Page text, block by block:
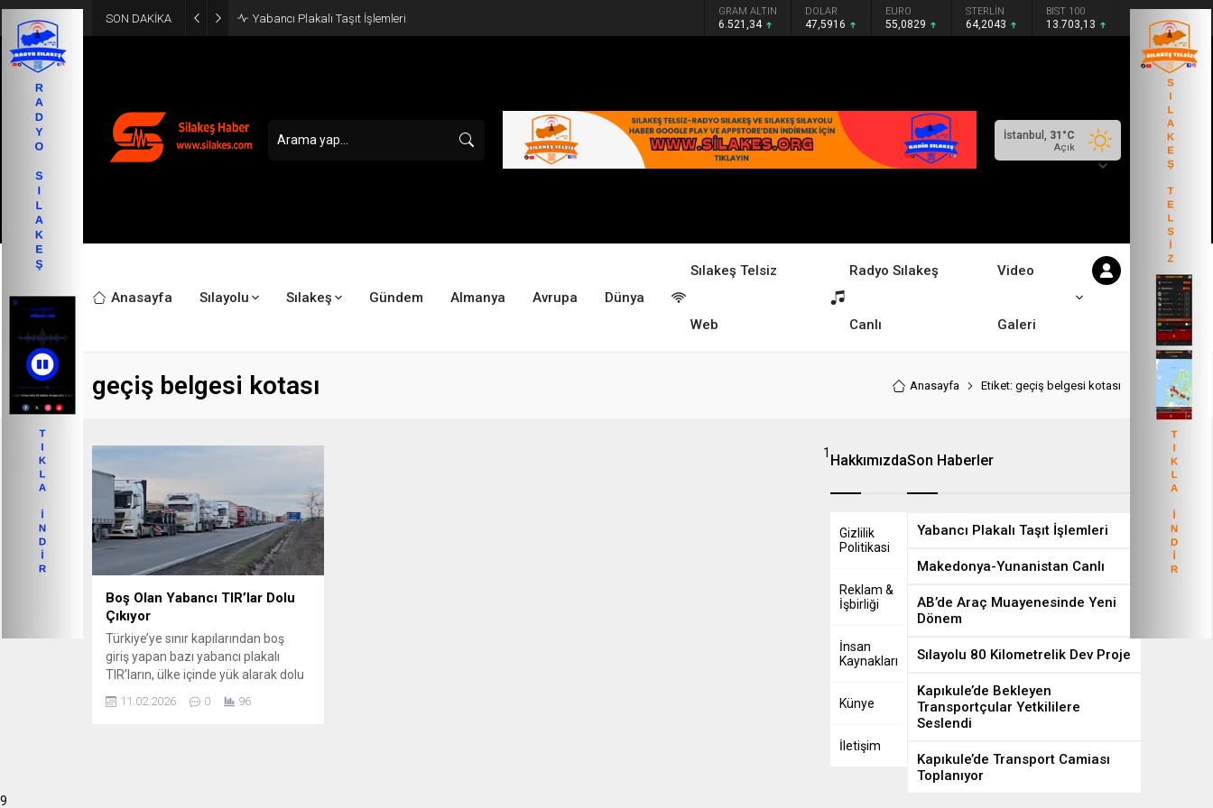
SON DAKİKA Yabancı Plakalı Taşıt İşlemleri GRAM ALTIN
6.521,34
DOLAR
47,5916
EURO
55,0829
STERLİN
64,2043
BIST 100
13.703,13
İstanbul, 31 °C
Açık
Anasayfa Sılayolu Sılakeş Gündem Almanya Avrupa Dünya
Sılakeş Telsiz
Web
Radyo Sılakeş
Canlı
Video
Galeri
geçiş belgesi kotası Anasayfa Etiket: geçiş belgesi kotası
Boş Olan Yabancı TIR’lar Dolu
Çıkıyor
Türkiye’ye sınır kapılarından boş
giriş yapan bazı yabancı plakalı
TIR’ların, ülke içinde yük alarak dolu
şekilde çıkış yaptığı yönündeki
iddialar sektörde tartışma yaratıyor.
11.02.2026 0 96
1 Hakkımızda
Gizlilik
Politikasi
Reklam &
İşbirliği
İnsan
Kaynakları
Künye
İletişim
Son Haberler
Yabancı Plakalı Taşıt İşlemleri
Makedonya-Yunanistan Canlı
AB’de Araç Muayenesinde Yeni
Dönem
Sılayolu 80 Kilometrelik Dev Proje
Kapıkule’de Bekleyen
Transportçular Yetkililere
Seslendi
Kapıkule’de Transport Camiası
Toplanıyor
9